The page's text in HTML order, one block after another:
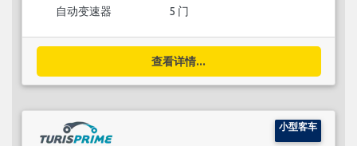
自动变速器 5 门
查看详情...
小型客车